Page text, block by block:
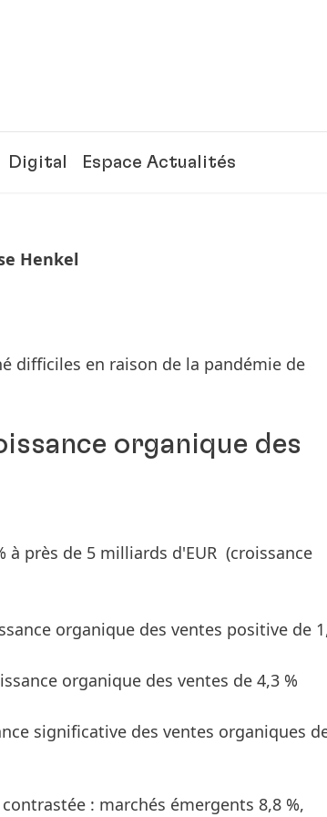
Digital Espace Actualités
Henkel
difficiles en raison de la pandémie de
organique des
à près de 5 milliards d'EUR (croissance
organique des ventes positive de
organique des ventes de 4,3 %
significative des ventes organiques
: marchés émergents 8,8 %,